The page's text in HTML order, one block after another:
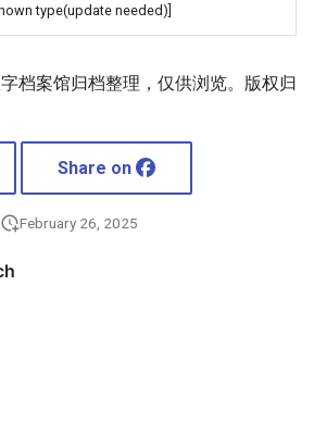
type(update needed)]
档案馆归档整理，仅供浏览。版权归
Share on
February 26, 2025